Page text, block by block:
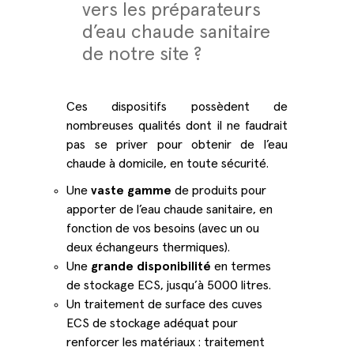
vers les préparateurs
d’eau chaude sanitaire
de notre site ?
Ces dispositifs possèdent de
nombreuses qualités dont il ne faudrait
pas se priver pour obtenir de l’eau
chaude à domicile, en toute sécurité.
Unevaste gamme de produits pour
apporter de l’eau chaude sanitaire, en
fonction de vos besoins (avec un ou
deux échangeurs thermiques).
Une grande disponibilité en termes
de stockage ECS, jusqu’à 5000 litres.
Un traitement de surface des cuves
ECS de stockage adéquat pour
renforcer les matériaux : traitement